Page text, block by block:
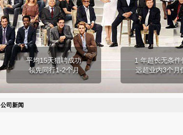
平均15天猎聘成功
领先同行1-2个月
1 年超长无条件
远超业内3个月
公司新闻